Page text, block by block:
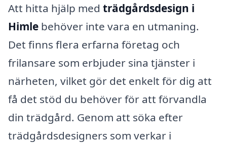
Att hitta hjälp med trädgårdsdesign i
Himle behöver inte vara en utmaning.
Det finns flera erfarna företag och
frilansare som erbjuder sina tjänster i
närheten, vilket gör det enkelt för dig att
få det stöd du behöver för att förvandla
din trädgård. Genom att söka efter
trädgårdsdesigners som verkar i